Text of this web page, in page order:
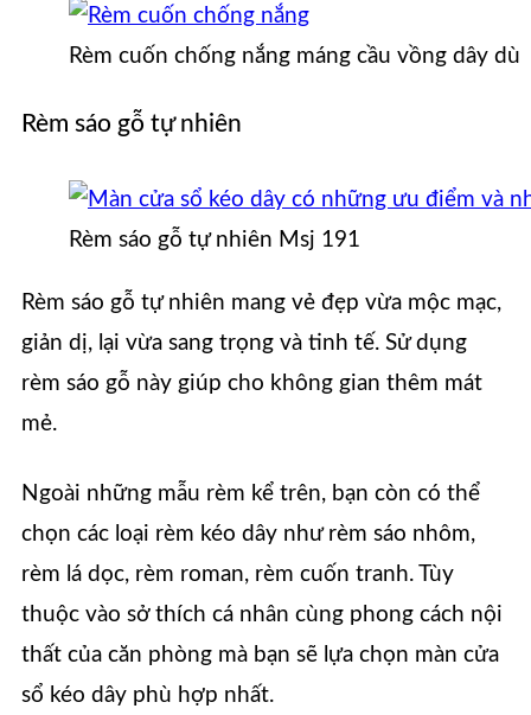
Rèm cuốn chống nắng máng cầu vồng dây dù
Rèm sáo gỗ tự nhiên
Rèm sáo gỗ tự nhiên Msj 191
Rèm sáo gỗ tự nhiên mang vẻ đẹp vừa mộc mạc,
giản dị, lại vừa sang trọng và tinh tế. Sử dụng
rèm sáo gỗ này giúp cho không gian thêm mát
mẻ.
Ngoài những mẫu rèm kể trên, bạn còn có thể
chọn các loại rèm kéo dây như rèm sáo nhôm,
rèm lá dọc, rèm roman, rèm cuốn tranh. Tùy
thuộc vào sở thích cá nhân cùng phong cách nội
thất của căn phòng mà bạn sẽ lựa chọn màn cửa
sổ kéo dây phù hợp nhất.